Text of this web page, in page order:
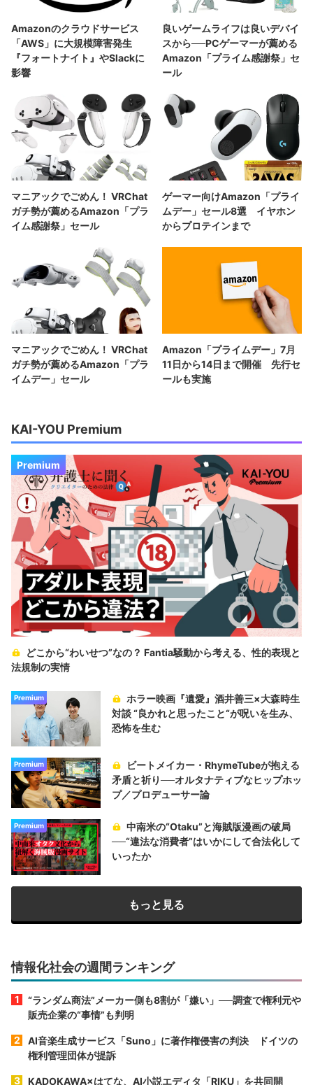
Amazonのクラウドサービス
「AWS」に大規模障害発生
『フォートナイト』やSlackに
影響
良いゲームライフは良いデバイ
スから──PCゲーマーが薦める
Amazon「プライム感謝祭」セ
ール
マニアックでごめん！ VRChat
ガチ勢が薦めるAmazon「プラ
イム感謝祭」セール
ゲーマー向けAmazon「プライ
ムデー」セール8選 イヤホン
からプロテインまで
マニアックでごめん！ VRChat
ガチ勢が薦めるAmazon「プラ
イムデー」セール
Amazon「プライムデー」7月
11日から14日まで開催 先行セ
ールも実施
KAI-YOU Premium
Premium
どこから“わいせつ”なの？ Fantia騒動から考える、性的表現と
法規制の実情
Premium
ホラー映画『遺愛』酒井善三×大森時生
対談 “良かれと思ったこと“が呪いを生み、
恐怖を生む
Premium
ビートメイカー・RhymeTubeが抱える
矛盾と祈り──オルタナティブなヒップホッ
プ／プロデューサー論
Premium
中南米の“Otaku”と海賊版漫画の破局
──“違法な消費者”はいかにして合法化して
いったか
もっと見る
情報化社会の週間ランキング
“ランダム商法”メーカー側も8割が「嫌い」──調査で権利元や
販売企業の“事情”も判明
AI音楽生成サービス「Suno」に著作権侵害の判決 ドイツの
権利管理団体が提訴
KADOKAWA×はてな、AI小説エディタ「RIKU」を共同開